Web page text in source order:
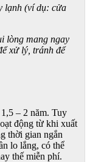
lạnh (ví dụ: cửa
lòng mang ngay
xử lý, tránh để
– 2 năm. Tuy
động từ khi xuất
thời gian ngắn
lo lắng, có thể
thế miễn phí.